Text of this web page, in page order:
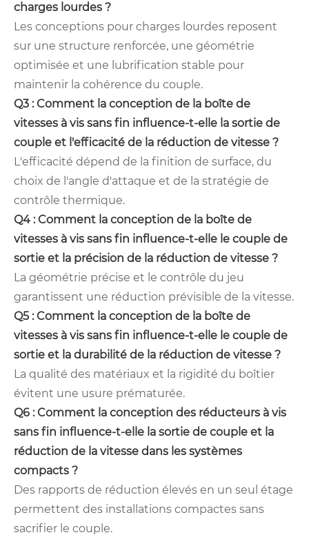
charges lourdes ?
Les conceptions pour charges lourdes reposent
sur une structure renforcée, une géométrie
optimisée et une lubrification stable pour
maintenir la cohérence du couple.
Q3 : Comment la conception de la boîte de
vitesses à vis sans fin influence-t-elle la sortie de
couple et l'efficacité de la réduction de vitesse ?
L'efficacité dépend de la finition de surface, du
choix de l'angle d'attaque et de la stratégie de
contrôle thermique.
Q4 : Comment la conception de la boîte de
vitesses à vis sans fin influence-t-elle le couple de
sortie et la précision de la réduction de vitesse ?
La géométrie précise et le contrôle du jeu
garantissent une réduction prévisible de la vitesse.
Q5 : Comment la conception de la boîte de
vitesses à vis sans fin influence-t-elle le couple de
sortie et la durabilité de la réduction de vitesse ?
La qualité des matériaux et la rigidité du boîtier
évitent une usure prématurée.
Q6 : Comment la conception des réducteurs à vis
sans fin influence-t-elle la sortie de couple et la
réduction de la vitesse dans les systèmes
compacts ?
Des rapports de réduction élevés en un seul étage
permettent des installations compactes sans
sacrifier le couple.